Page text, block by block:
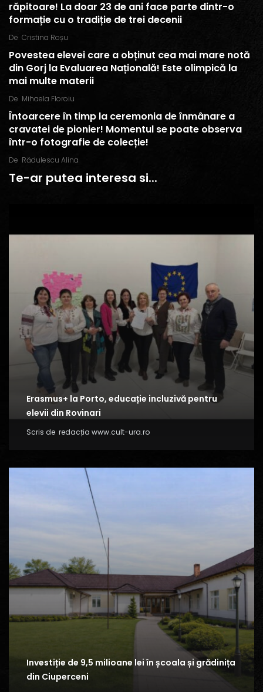
răpitoare! La doar 23 de ani face parte dintr-o
formație cu o tradiție de trei decenii
De Cristina Roșu
Povestea elevei care a obținut cea mai mare notă
din Gorj la Evaluarea Națională! Este olimpică la
mai multe materii
De Mihaela Floroiu
Întoarcere în timp la ceremonia de înmânare a
cravatei de pionier! Momentul se poate observa
într-o fotografie de colecție!
De Rădulescu Alina
Te-ar putea interesa si...
Erasmus+ la Porto, educație incluzivă pentru
elevii din Rovinari
Scris de redacția www.cult-ura.ro
Investiție de 9,5 milioane lei în școala și grădinița
din Ciuperceni